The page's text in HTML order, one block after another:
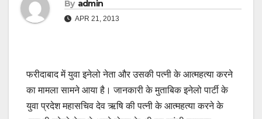
By admin
APR 21, 2013
फरीदाबाद में युवा इनेलो नेता और उसकी पत्नी के आत्महत्या करने
का मामला सामने आया है। जानकारी के मुताबिक इनेलो पार्टी के
युवा प्रदेश महासचिव देव ऋषि की पत्नी के आत्महत्या करने के